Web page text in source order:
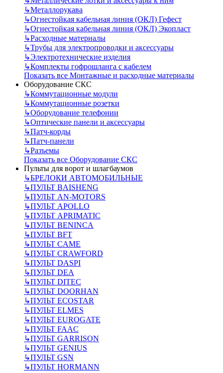
↳Металлорукава
↳Огнестойкая кабельная линия (ОКЛ) Гефест
↳Огнестойкая кабельная линия (ОКЛ) Экопласт
↳Расходные материалы
↳Трубы для электропроводки и аксессуары
↳Электротехнические изделия
↳Комплекты гофрошланга с кабелем
Показать все Монтажные и расходные материалы
Оборудование СКС
↳Коммутационные модули
↳Коммутационные розетки
↳Оборудование телефонии
↳Оптические панели и аксессуары
↳Патч-корды
↳Патч-панели
↳Разъемы
Показать все Оборудование СКС
Пульты для ворот и шлагбаумов
↳БРЕЛОКИ АВТОМОБИЛЬНЫЕ
↳ПУЛЬТ BAISHENG
↳ПУЛЬТ AN-MOTORS
↳ПУЛЬТ APOLLO
↳ПУЛЬТ APRIMATIC
↳ПУЛЬТ BENINCA
↳ПУЛЬТ BFT
↳ПУЛЬТ CAME
↳ПУЛЬТ CRAWFORD
↳ПУЛЬТ DASPI
↳ПУЛЬТ DEA
↳ПУЛЬТ DITEC
↳ПУЛЬТ DOORHAN
↳ПУЛЬТ ECOSTAR
↳ПУЛЬТ ELMES
↳ПУЛЬТ EUROGATE
↳ПУЛЬТ FAAC
↳ПУЛЬТ GARRISON
↳ПУЛЬТ GENIUS
↳ПУЛЬТ GSN
↳ПУЛЬТ HORMANN